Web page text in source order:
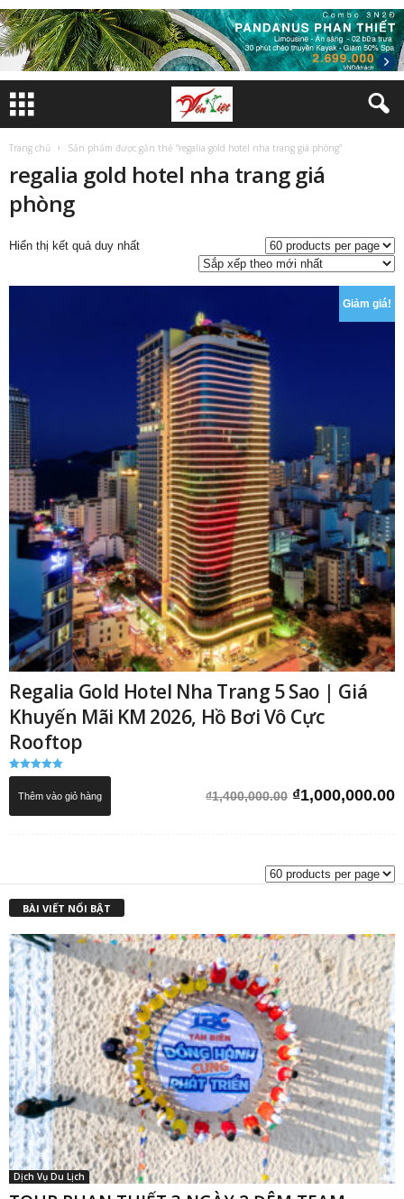
Trang chủ Sản phẩm được gắn thẻ “regalia gold hotel nha trang giá phòng”
regalia gold hotel nha trang giá
phòng
Hiển thị kết quả duy nhất
Giảm giá!
Regalia Gold Hotel Nha Trang 5 Sao | Giá
Khuyến Mãi KM 2026, Hồ Bơi Vô Cực
Rooftop
Được xếp
5.00
₫1,400,000.00 Giá
₫1,000,000.00
Thêm vào giỏ hàng
BÀI VIẾT NỔI BẬT
Dịch Vụ Du Lịch